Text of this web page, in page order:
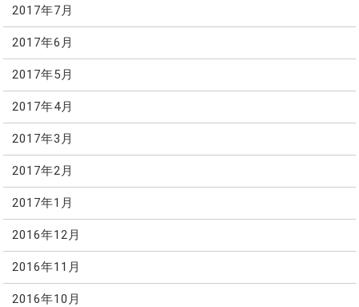
2017年7月
2017年6月
2017年5月
2017年4月
2017年3月
2017年2月
2017年1月
2016年12月
2016年11月
2016年10月